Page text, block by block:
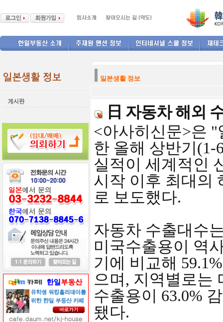
일본생활 정보
日 자동차 해외
<아사히신문>은
한 올해 상반기(1-
실적이 세계적인
시작 이후 최대의
로 보도했다.
자동차 수출대수
미국수출용이 역
기에 비교해
으며, 지역별로는
수출용이 63.0%
됐다.